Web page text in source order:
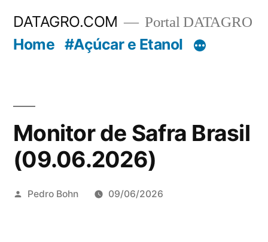
DATAGRO.COM Portal DATAGRO
Home #Açúcar e Etanol
Monitor de Safra Brasil
(09.06.2026)
Publicado
Pedro Bohn 09/06/2026